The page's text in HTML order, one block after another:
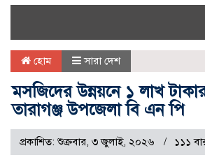
হোম সারা দেশ
মসজিদের উন্নয়নে ১ লাখ
তারাগঞ্জ উপজেলা বি এন পি
প্রকাশিত: শুক্রবার, ৩ জুলাই, ২০২৬ ১১১